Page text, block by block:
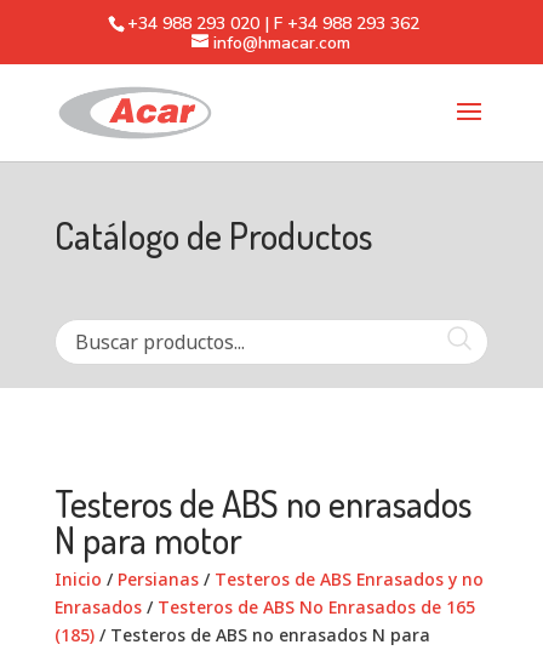
+34 988 293 020 | F +34 988 293 362
info@hmacar.com
Catálogo de Productos
Testeros de ABS no enrasados
N para motor
Inicio / Persianas/ Testeros de ABS Enrasados y no
Enrasados/ Testeros de ABS No Enrasados de 165
(185)/ Testeros de ABS no enrasados N para